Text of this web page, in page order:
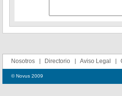
Nosotros Directorio Aviso Legal
© Novus 2009